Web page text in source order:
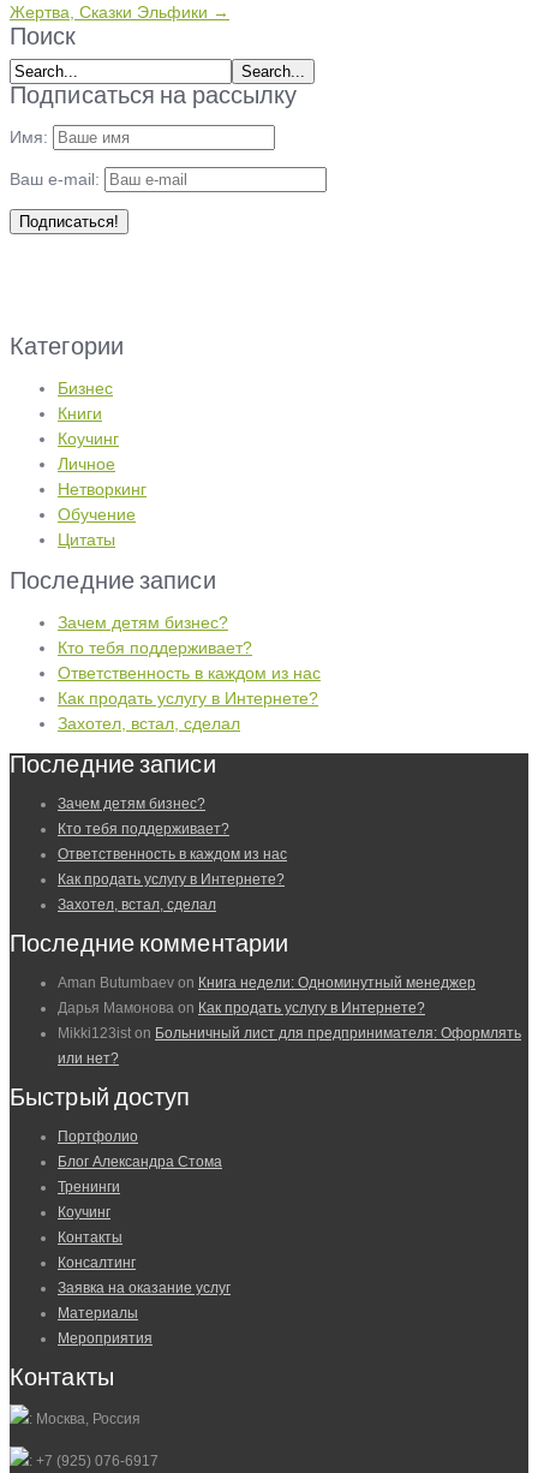
Жертва, Сказки Эльфики →
Поиск
Подписаться на рассылку
Имя:
Ваш e-mail:
Категории
Бизнес
Книги
Коучинг
Личное
Нетворкинг
Обучение
Цитаты
Последние записи
Зачем детям бизнес?
Кто тебя поддерживает?
Ответственность в каждом из нас
Как продать услугу в Интернете?
Захотел, встал, сделал
Последние записи
Зачем детям бизнес?
Кто тебя поддерживает?
Ответственность в каждом из нас
Как продать услугу в Интернете?
Захотел, встал, сделал
Последние комментарии
Aman Butumbaev on Книга недели: Одноминутный менеджер
Дарья Мамонова on Как продать услугу в Интернете?
Mikki123ist on Больничный лист для предпринимателя: Оформлять
или нет?
Быстрый доступ
Портфолио
Блог Александра Стома
Тренинги
Коучинг
Контакты
Консалтинг
Заявка на оказание услуг
Материалы
Мероприятия
Контакты
: Москва, Россия
: +7 (925) 076-6917